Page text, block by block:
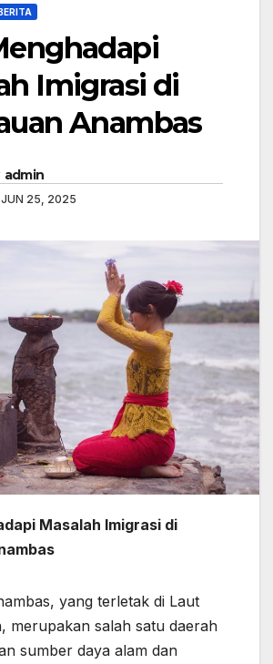
Imigrasi di
Anambas
admin
JUN 25, 2025
Masalah Imigrasi di
yang terletak di Laut
merupakan salah satu daerah
sumber daya alam dan